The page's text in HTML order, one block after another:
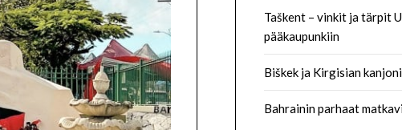
Taškent – vinkit ja tärpit
pääkaupunkiin
Biškek ja Kirgisian
Bahrainin parhaat